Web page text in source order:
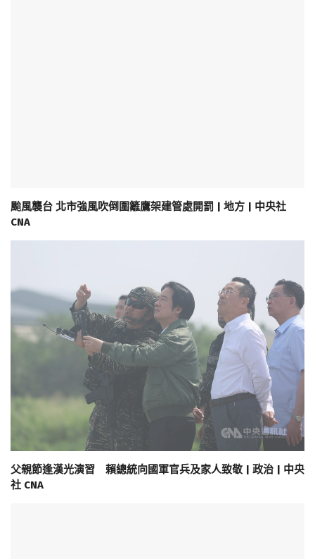
颱風襲台 北市強風吹倒圍籬鷹架建管處開罰 | 地方 | 中央社
CNA
父親節逢漢光演習 賴總統向國軍官兵及家人致敬 | 政治 | 中央
社 CNA